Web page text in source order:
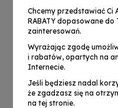
Chcemy przedstawiać Ci
RABATY dopasowane
zainteresowań.
Wyrażając zgodę
i rabatów, opartych na
Internecie.
Jeśli będziesz nadal
że zgadzasz się na
na tej stronie.